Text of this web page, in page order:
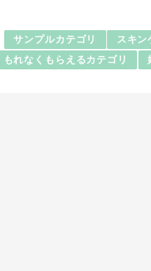
サンプルカテゴリ スキン
もれなくもらえるカテゴリ